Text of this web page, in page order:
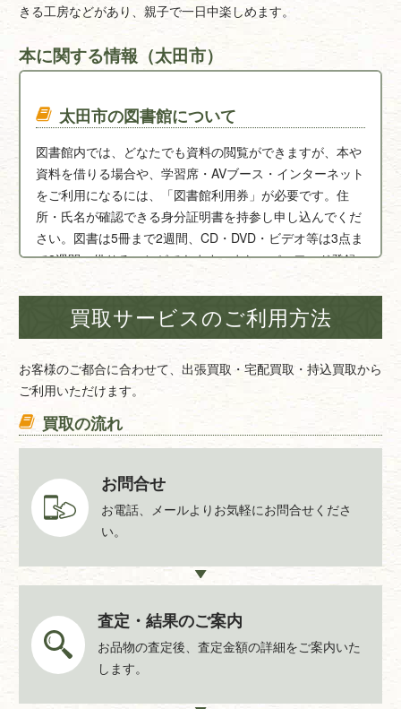
きる工房などがあり、親子で一日中楽しめます。
本に関する情報（太田市）
太田市の図書館について
図書館内では、どなたでも資料の閲覧ができますが、本や
資料を借りる場合や、学習席・AVブース・インターネット
をご利用になるには、「図書館利用券」が必要です。住
所・氏名が確認できる身分証明書を持参し申し込んでくだ
さい。図書は5冊まで2週間、CD・DVD・ビデオ等は3点ま
で2週間、借りることができます。また、パスワード登録
【太田市立図書館（中央図書館）】
太田市飯塚町1549-2
買取サービスのご利用方法
お客様のご都合に合わせて、出張買取・宅配買取・持込買取から
ご利用いただけます。
買取の流れ
お問合せ
お電話、メールよりお気軽にお問合せくださ
い。
査定・結果のご案内
お品物の査定後、査定金額の詳細をご案内いた
します。